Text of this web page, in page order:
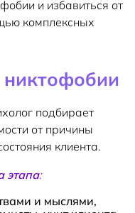
и избавиться от
комплексных
подбирает
от причины
клиента.
этапа:
и мыслями,